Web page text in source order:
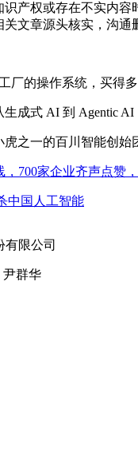
产权或存在不实内
文章源头核实，沟通
的操作系统，买得多
式 AI 到 Agentic AI
一的百川智能创始
700家企业齐声点赞
中国人工智能
尹群华